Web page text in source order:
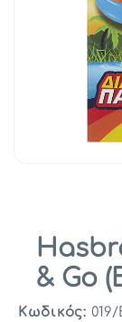
& Go
Κωδικός: 019/